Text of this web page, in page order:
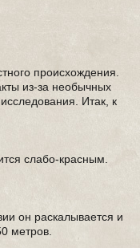
происхождения.
из-за необычных
Итак, к
слабо-красным.
он раскалывается и
метров.